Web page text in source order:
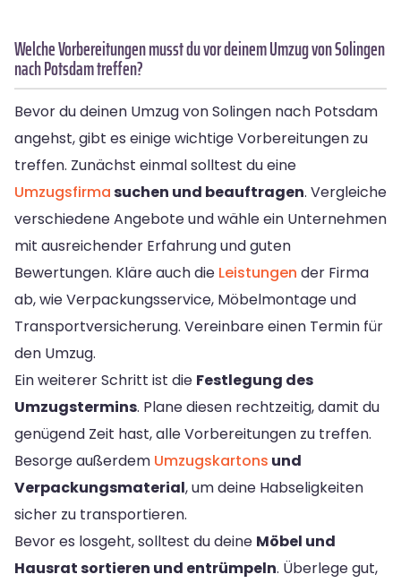
Welche Vorbereitungen musst du vor deinem Umzug von Solingen
nach Potsdam treffen?
Bevor du deinen Umzug von Solingen nach Potsdam
angehst, gibt es einige wichtige Vorbereitungen zu
treffen. Zunächst einmal solltest du eine
Umzugsfirmasuchen und beauftragen. Vergleiche
verschiedene Angebote und wähle ein Unternehmen
mit ausreichender Erfahrung und guten
Bewertungen. Kläre auch die Leistungen der Firma
ab, wie Verpackungsservice, Möbelmontage und
Transportversicherung. Vereinbare einen Termin für
den Umzug.
Ein weiterer Schritt ist die Festlegung des
Umzugstermins. Plane diesen rechtzeitig, damit du
genügend Zeit hast, alle Vorbereitungen zu treffen.
Besorge außerdem Umzugskartons und
Verpackungsmaterial, um deine Habseligkeiten
sicher zu transportieren.
Bevor es losgeht, solltest du deine Möbel und
Hausrat sortieren und entrümpeln. Überlege gut,